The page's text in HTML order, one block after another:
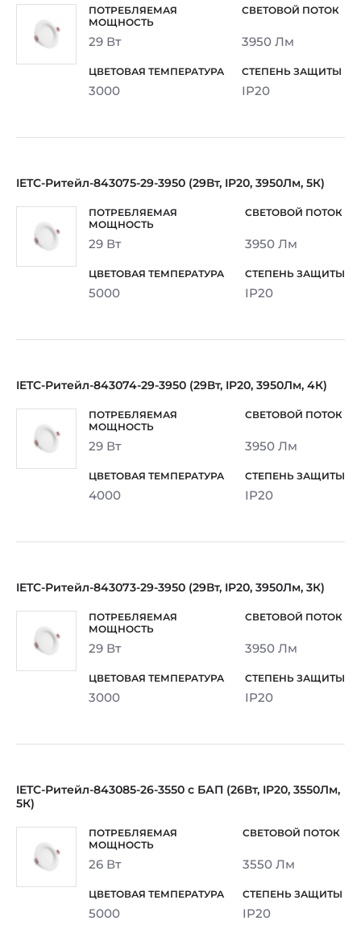
29 Вт 3950 Лм
3000 IP20
IETC-Ритейл-843075-29-3950 (29Вт, IP20, 3950Лм, 5К)
29 Вт 3950 Лм
5000 IP20
IETC-Ритейл-843074-29-3950 (29Вт, IP20, 3950Лм, 4К)
29 Вт 3950 Лм
4000 IP20
IETC-Ритейл-843073-29-3950 (29Вт, IP20, 3950Лм, 3К)
29 Вт 3950 Лм
3000 IP20
IETC-Ритейл-843085-26-3550 с БАП (26Вт, IP20, 3550Лм,
5К)
26 Вт 3550 Лм
5000 IP20